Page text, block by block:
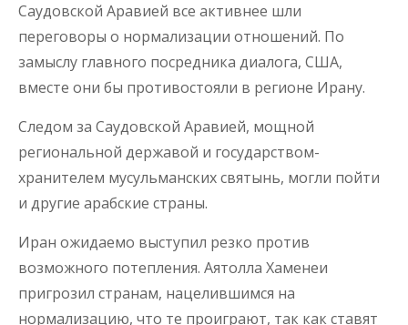
Саудовской Аравией все активнее шли
переговоры о нормализации отношений. По
замыслу главного посредника диалога, США,
вместе они бы противостояли в регионе Ирану.
Следом за Саудовской Аравией, мощной
региональной державой и государством-
хранителем мусульманских святынь, могли пойти
и другие арабские страны.
Иран ожидаемо выступил резко против
возможного потепления. Аятолла Хаменеи
пригрозил странам, нацелившимся на
нормализацию, что те проиграют, так как ставят